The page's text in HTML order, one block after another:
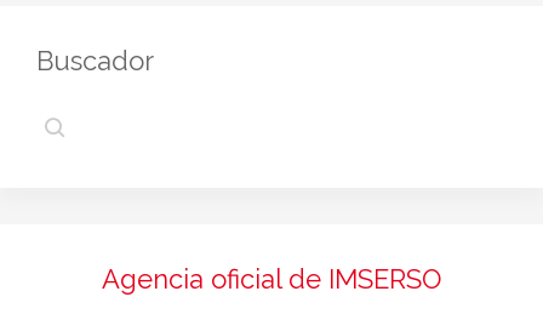
Buscador
Agencia oficial de IMSERSO